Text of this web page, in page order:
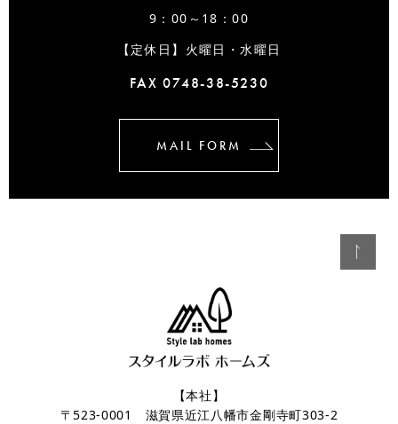
9：00～18：00
【定休日】火曜日・水曜日
FAX 0748-38-5230
MAIL FORM
【本社】
〒523-0001 滋賀県近江八幡市金剛寺町303-2